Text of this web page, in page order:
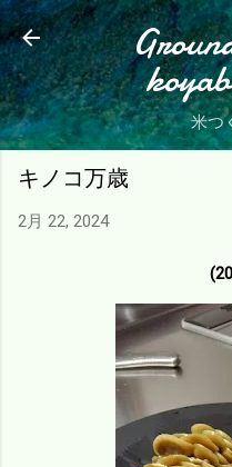
スキップしてメ
米つ
キノコ万歳
2月 22, 2024